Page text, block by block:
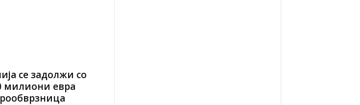
се задолжи со
милиони евра